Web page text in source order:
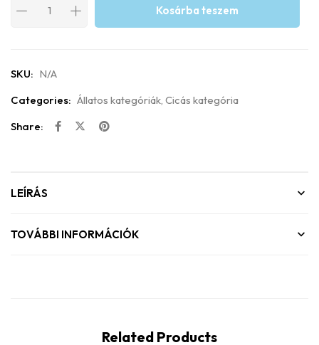
Kosárba teszem
SKU: N/A
Categories: Állatos kategóriák Cicás kategória
Share:
LEÍRÁS
TOVÁBBI INFORMÁCIÓK
Related Products